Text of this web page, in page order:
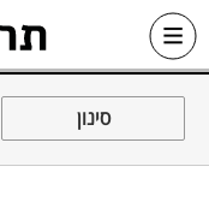
Skip
סינון